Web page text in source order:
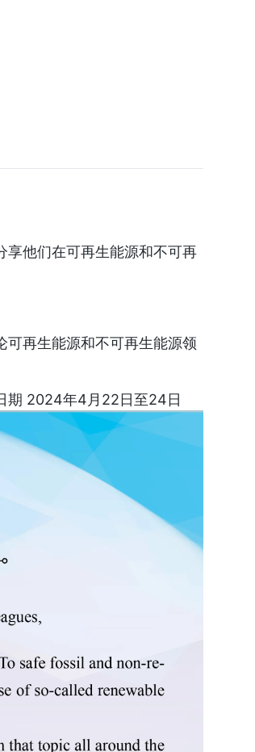
享他们在可再生能源和不可再
可再生能源和不可再生能源领
期 2024年4月22日至24日